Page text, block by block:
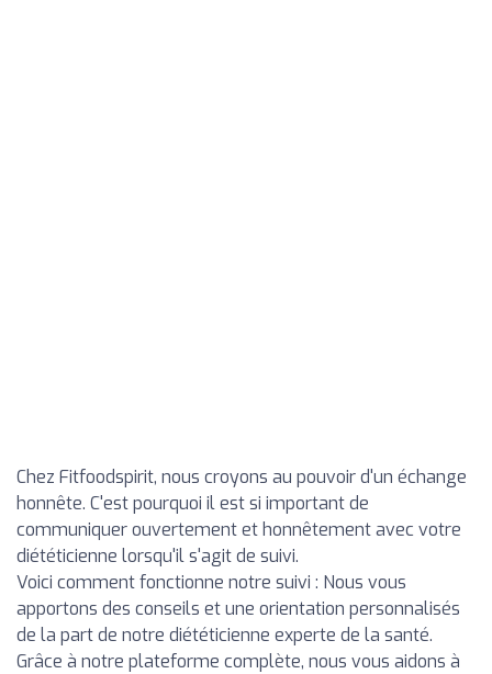
Chez Fitfoodspirit, nous croyons au pouvoir d'un échange
honnête. C'est pourquoi il est si important de
communiquer ouvertement et honnêtement avec votre
diététicienne lorsqu'il s'agit de suivi.
Voici comment fonctionne notre suivi : Nous vous
apportons des conseils et une orientation personnalisés
de la part de notre diététicienne experte de la santé.
Grâce à notre plateforme complète, nous vous aidons à